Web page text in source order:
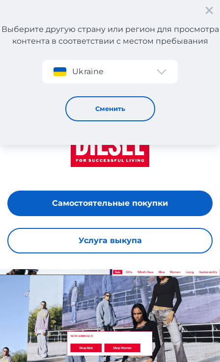
Регистрация
Выберите другую страну или регион для просмотра
контента в соответствии с местом пребывания
Ukraine
Сменить
Diesel
Услуга выкупа
Самостоятельные покупки